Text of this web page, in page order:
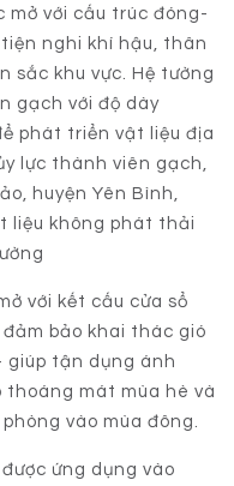
mở với cấu trúc đóng-
nghi khí hậu, thân
sắc khu vực. Hệ tường
gạch với độ dày
phát triển vật liệu địa
lực thành viên gạch,
huyện Yên Bình,
liệu không phát thải
với kết cấu cửa sổ
bảo khai thác gió
giúp tận dụng ánh
thoáng mát mùa hè và
vào mùa đông.
ứng dụng vào